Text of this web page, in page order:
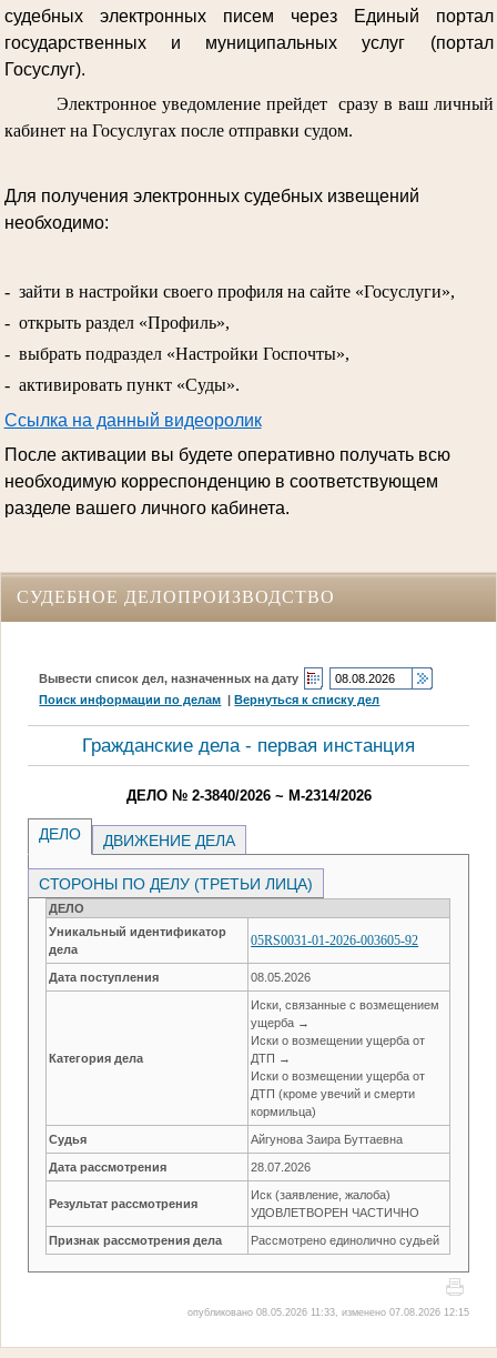
судебных электронных писем через Единый портал
государственных и муниципальных услуг (портал
Госуслуг).
Электронное уведомление прейдет сразу в ваш личный
кабинет на Госуслугах после отправки судом.
Для получения электронных судебных извещений
необходимо:
- зайти в настройки своего профиля на сайте «Госуслуги»,
- открыть раздел «Профиль»,
- выбрать подраздел «Настройки Госпочты»,
- активировать пункт «Суды».
Ссылка на данный видеоролик
После активации вы будете оперативно получать всю
необходимую корреспонденцию в соответствующем
разделе вашего личного кабинета.
СУДЕБНОЕ ДЕЛОПРОИЗВОДСТВО
Вывести список дел, назначенных на дату
Поиск информации по делам |Вернуться к списку дел
Гражданские дела - первая инстанция
ДЕЛО № 2-3840/2026 ~ М-2314/2026
ДЕЛО ДВИЖЕНИЕ ДЕЛА
СТОРОНЫ ПО ДЕЛУ (ТРЕТЬИ ЛИЦА)
ДЕЛО
Уникальный идентификатор
дела
05RS0031-01-2026-003605-92
Дата поступления 08.05.2026
Категория дела
Иски, связанные с возмещением
ущерба →
Иски о возмещении ущерба от
ДТП →
Иски о возмещении ущерба от
ДТП (кроме увечий и смерти
кормильца)
Судья Айгунова Заира Буттаевна
Дата рассмотрения 28.07.2026
Результат рассмотрения
Иск (заявление, жалоба)
УДОВЛЕТВОРЕН ЧАСТИЧНО
Признак рассмотрения дела Рассмотрено единолично судьей
опубликовано 08.05.2026 11:33, изменено 07.08.2026 12:15